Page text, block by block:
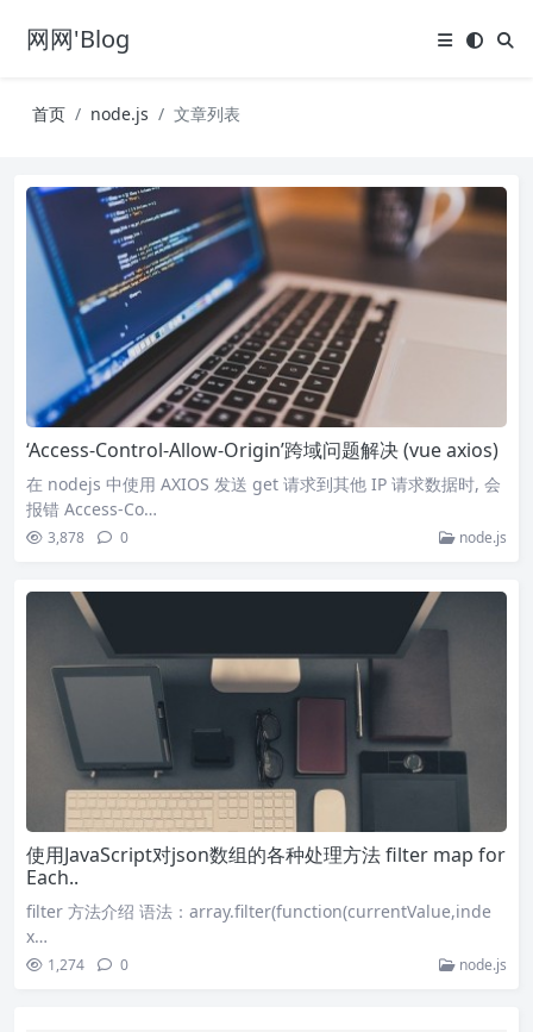
网网'Blog
首页 node.js 文章列表
‘Access-Control-Allow-Origin’跨域问题解决 (vue axios)
在 nodejs 中使用 AXIOS 发送 get 请求到其他 IP 请求数据时, 会
报错 Access-Co…
3,878 0 node.js
使用JavaScript对json数组的各种处理方法 filter map for
Each..
filter 方法介绍 语法：array.filter(function(currentValue,inde
x…
1,274 0 node.js